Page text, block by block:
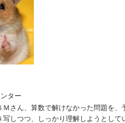
ター
Ｍさん、算数で解けなかった問題を
写しつつ、しっかり理解しようとし